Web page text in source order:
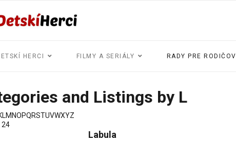
HERCI FILMY A SERIÁLY RADY PRE RODIČOV
and Listings by L
LM NOPQRSTUVWXYZ
24
Labula